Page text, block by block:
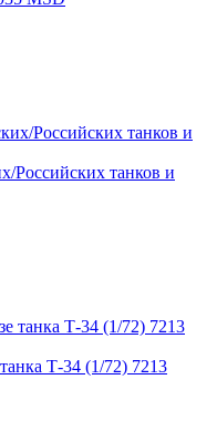
Российских танков и
Т-34 (1/72) 7213